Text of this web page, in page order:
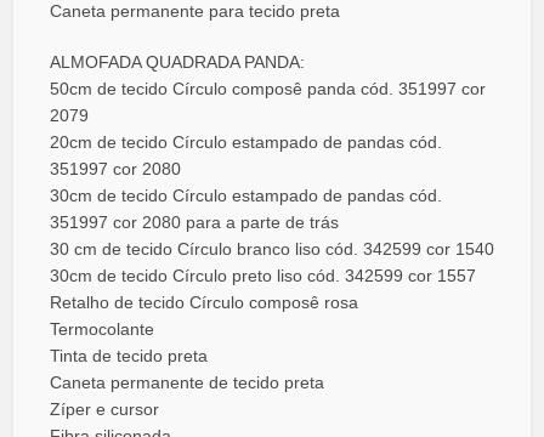
Caneta permanente para tecido preta
ALMOFADA QUADRADA PANDA:
50cm de tecido Círculo composê panda cód. 351997 cor
2079
20cm de tecido Círculo estampado de pandas cód.
351997 cor 2080
30cm de tecido Círculo estampado de pandas cód.
351997 cor 2080 para a parte de trás
30 cm de tecido Círculo branco liso cód. 342599 cor 1540
30cm de tecido Círculo preto liso cód. 342599 cor 1557
Retalho de tecido Círculo composê rosa
Termocolante
Tinta de tecido preta
Caneta permanente de tecido preta
Zíper e cursor